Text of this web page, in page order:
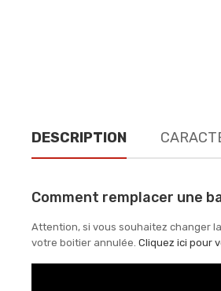
DESCRIPTION
Comment remplacer une
Attention, si vous souhaitez changer
votre boitier annulée. Cliquez ici pour